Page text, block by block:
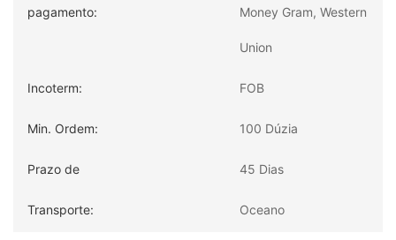
pagamento: Money Gram, Western
Union
Incoterm: FOB
Min. Ordem: 100 Dúzia
Prazo de
entrega:
45 Dias
Transporte: Oceano